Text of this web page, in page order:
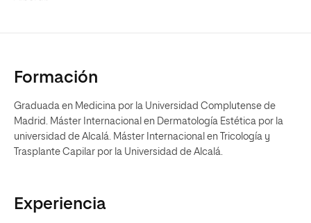
Formación
Graduada en Medicina por la Universidad Complutense de
Madrid. Máster Internacional en Dermatología Estética por la
universidad de Alcalá. Máster Internacional en Tricología y
Trasplante Capilar por la Universidad de Alcalá.
Experiencia